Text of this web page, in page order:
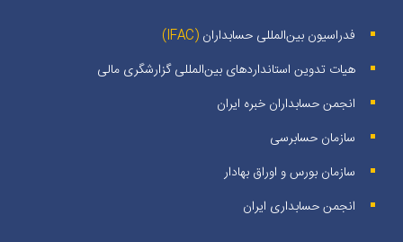
فدراسیون بین‌المللی حسابداران (IFAC)
هیات تدوین استانداردهای بین‌المللی گزارشگری مالی
انجمن حسابداران خبره ايران
سازمان حسابرسی
سازمان بورس و اوراق بهادار
انجمن حسابداری ایران